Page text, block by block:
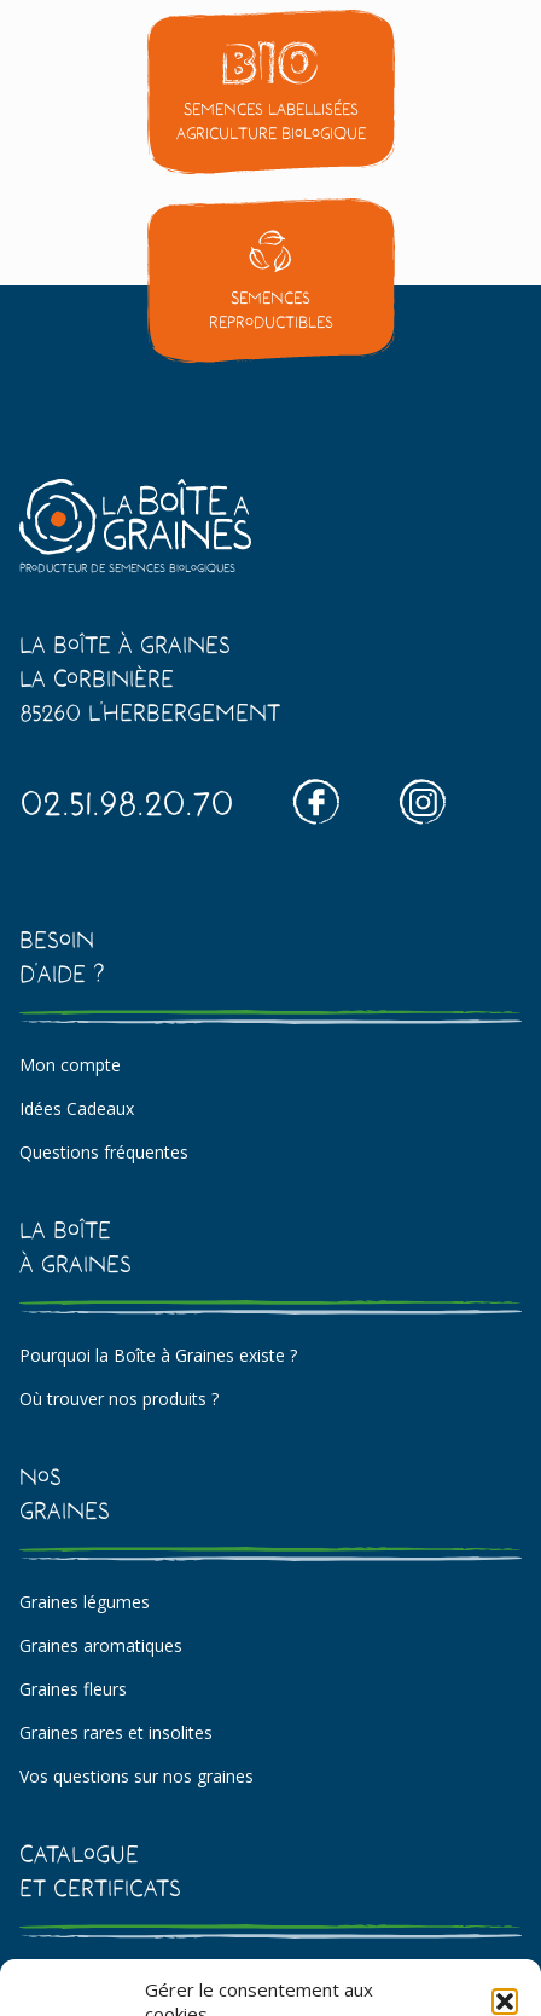
Gérer le consentement aux
Semences labellisées
Agriculture Biologique
Semences
reproductibles
Producteur de semences biologiques
La Boîte à Graines
La Corbinière
85260 L'Herbergement
02.51.98.20.70
Besoin
d'aide ?
Mon compte
Idées Cadeaux
Questions fréquentes
La Boîte
à Graines
Pourquoi la Boîte à Graines existe ?
Où trouver nos produits ?
Nos
Graines
Graines légumes
Graines aromatiques
Graines fleurs
Graines rares et insolites
Vos questions sur nos graines
Catalogue
et certificats
Catalogue de graines et semences